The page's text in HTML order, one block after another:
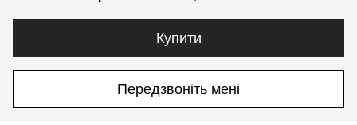
Купити
Передзвоніть мені